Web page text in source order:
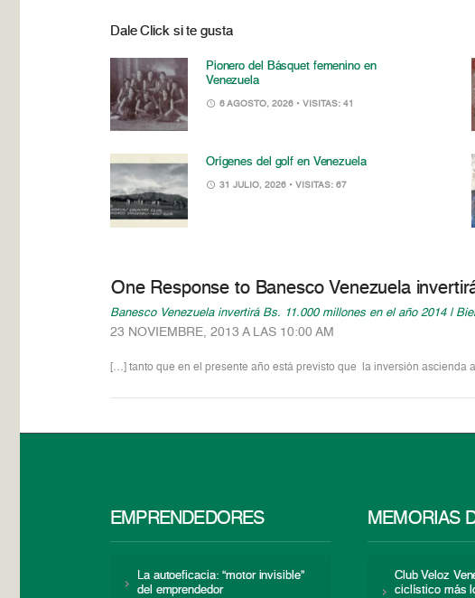
Dale Click si te gusta
Pionero del Básquet femenino en
Venezuela
6 AGOSTO, 2026 • VISITAS: 41
Orígenes del golf en Venezuela
31 JULIO, 2026 • VISITAS: 67
One Response to Banesco Venezuela
Banesco Venezuela invertirá Bs. 11.000 millones en el año 2014 |
23 NOVIEMBRE, 2013 A LAS 10:00 AM
[…] tanto que en el presente año está previsto que la inversión ascienda
EMPRENDEDORES
La autoeficacia: “motor invisible”
del emprendedor
MEMORIAS
Club Veloz
ciclístico más